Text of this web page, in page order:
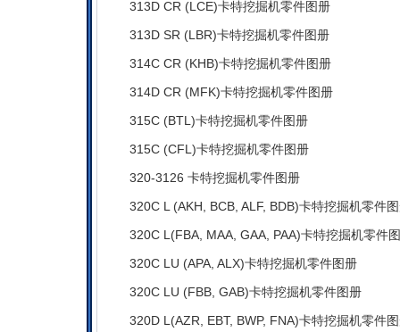
313D CR (LCE)卡特挖掘机零件图册
313D SR (LBR)卡特挖掘机零件图册
314C CR (KHB)卡特挖掘机零件图册
314D CR (MFK)卡特挖掘机零件图册
315C (BTL)卡特挖掘机零件图册
315C (CFL)卡特挖掘机零件图册
320-3126 卡特挖掘机零件图册
320C L (AKH, BCB, ALF, BDB)卡特挖掘机零件
320C L(FBA, MAA, GAA, PAA)卡特挖掘机零件
320C LU (APA, ALX)卡特挖掘机零件图册
320C LU (FBB, GAB)卡特挖掘机零件图册
320D L(AZR, EBT, BWP, FNA)卡特挖掘机零件